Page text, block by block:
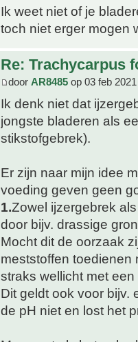
Ik weet niet of je
toch niet erger mogen
Re: Trachycarpus
door AR8485 op 03 feb
Ik denk niet dat
jongste bladeren als
stikstofgebrek).
Er zijn naar mijn idee
voeding geven geen
1.Zowel ijzergebrek
door bijv. drassige
Mocht dit de oorzaak
meststoffen toedienen
straks wellicht met
Dit geldt ook voor
de pH niet en lost het